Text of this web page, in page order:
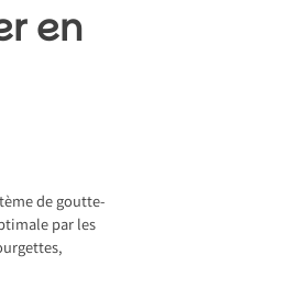
en
de goutte-
par les